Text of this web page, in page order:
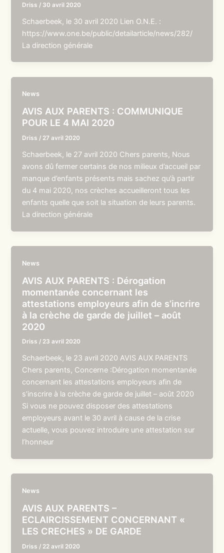
Driss / 30 avril 2020
Schaerbeek, le 30 avril 2020 Lien O.N.E. :
https://www.one.be/public/detailarticle/news/282/
La direction générale
News
AVIS AUX PARENTS : COMMUNIQUE
POUR LE 4 MAI 2020
Driss / 27 avril 2020
Schaerbeek, le 27 avril 2020 Chers parents, Nous
avons dû fermer certains de nos milieux d’accueil par
manque d’enfants présents mais sachez qu’à partir
du 4 mai 2020, nos crèches accueilleront tous les
enfants quelle que soit la situation de leurs parents.
La direction générale
News
AVIS AUX PARENTS : Dérogation
momentanée concernant les
attestations employeurs afin de s’incrire
à la crèche de garde de juillet – août
2020
Driss / 23 avril 2020
Schaerbeek, le 23 avril 2020 AVIS AUX PARENTS
Chers parents, Concerne :Dérogation momentanée
concernant les attestations employeurs afin de
s’inscrire à la crèche de garde de juillet – août 2020
Si vous ne pouvez disposer des attestations
employeurs avant le 30 avril à cause de la crise
actuelle, vous pouvez introduire une attestation sur
l’honneur
News
AVIS AUX PARENTS –
ECLAIRCISSEMENT CONCERNANT «
LES CRECHES » DE GARDE
Driss / 22 avril 2020